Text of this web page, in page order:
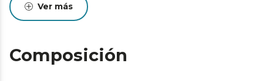
Ver más
Composición